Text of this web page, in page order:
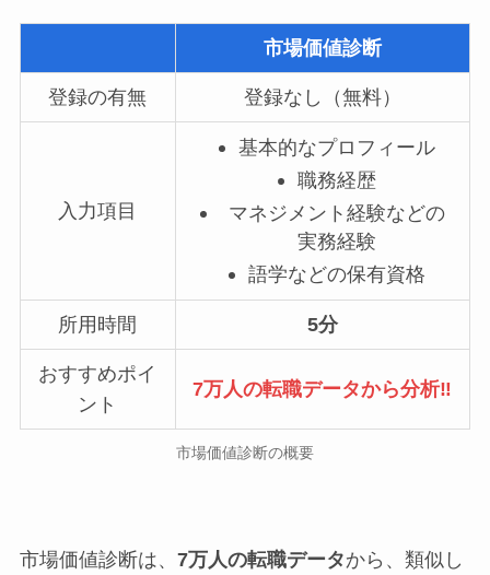
市場価値診断
登録の有無 登録なし（無料）
入力項目
基本的なプロフィール
職務経歴
マネジメント経験などの
実務経験
語学などの保有資格
所用時間 5分
おすすめポイ
ント
7万人の転職データから分析‼
市場価値診断の概要
市場価値診断は、 7万人の転職データから、類似し